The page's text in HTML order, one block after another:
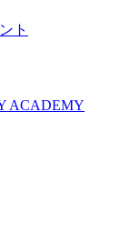
ト
ACADEMY